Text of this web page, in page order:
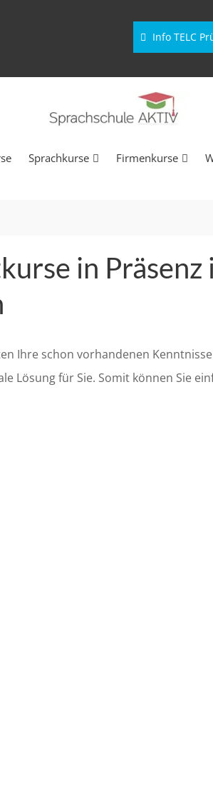
Info TELC
Sprachkurse Firmenkurse
in
Ihre schon vorhandenen
Lösung für Sie. Somit können Sie